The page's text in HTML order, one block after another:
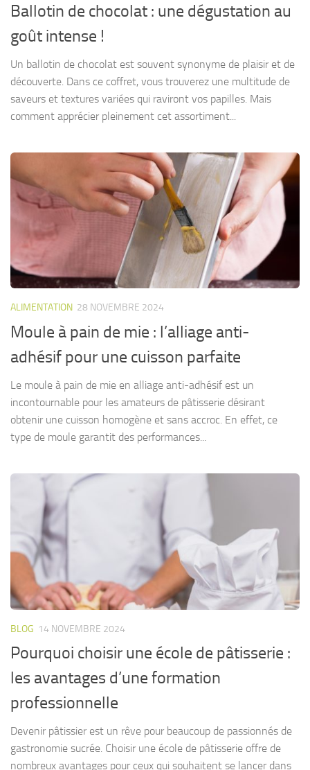
Ballotin de chocolat : une dégustation au
goût intense !
Un ballotin de chocolat est souvent synonyme de plaisir et de
découverte. Dans ce coffret, vous trouverez une multitude de
saveurs et textures variées qui raviront vos papilles. Mais
comment apprécier pleinement cet assortiment...
ALIMENTATION 28 NOVEMBRE 2024
Moule à pain de mie : l’alliage anti-
adhésif pour une cuisson parfaite
Le moule à pain de mie en alliage anti-adhésif est un
incontournable pour les amateurs de pâtisserie désirant
obtenir une cuisson homogène et sans accroc. En effet, ce
type de moule garantit des performances...
BLOG 14 NOVEMBRE 2024
Pourquoi choisir une école de pâtisserie :
les avantages d’une formation
professionnelle
Devenir pâtissier est un rêve pour beaucoup de passionnés de
gastronomie sucrée. Choisir une école de pâtisserie offre de
nombreux avantages pour ceux qui souhaitent se lancer dans